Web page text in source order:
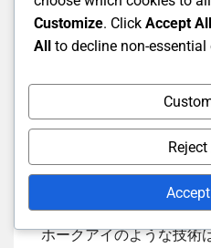
術
しており、特にノーボー
す。ボールトラッキング
システムは、審判が正確
す。しかし、技術に依存
こし、ゲームの流れを妨
ホークアイのような技術
Customize. Click Accept All
All to decline non-essential
Reject